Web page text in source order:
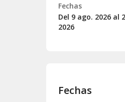
Fechas
Del 9 ago. 2026 al
2026
Fechas